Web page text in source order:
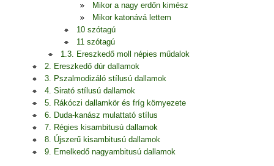
Mikor a nagy erdőn kimész
Mikor katonává lettem
10 szótagú
11 szótagú
1.3. Ereszkedő moll népies műdalok
2. Ereszkedő dúr dallamok
3. Pszalmodizáló stílusú dallamok
4. Sirató stílusú dallamok
5. Rákóczi dallamkör és fríg környezete
6. Duda-kanász mulattató stílus
7. Régies kisambitusú dallamok
8. Újszerű kisambitusú dallamok
9. Emelkedő nagyambitusú dallamok